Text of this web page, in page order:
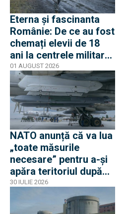
Eterna și fascinanta
Românie: De ce au fost
chemați elevii de 18
ani la centrele militare
și de ce nu este vorba
despre mobilizare
01 AUGUST 2026
NATO anunță că va lua
„toate măsurile
necesare” pentru a-și
apăra teritoriul după
ce o rachetă rusă a
explodat în Polonia
30 IULIE 2026